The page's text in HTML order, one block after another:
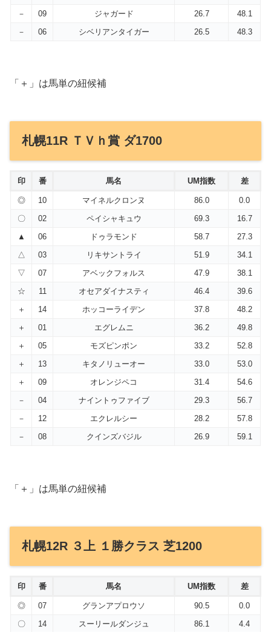
－
09 ジャガード 26.7
48.1
－
06 シベリアンタイガー 26.5 48.3
「＋」は馬単の紐候補
札幌11R ＴＶｈ賞 ダ1700
印 番 馬名 UM指数 差
◎ 10 マイネルクロンヌ 86.0
0.0
〇
02 ペイシャキュウ 69.3
16.7
▲
06 ドゥラモンド 58.7
27.3
△
03 リキサントライ 51.9
34.1
▽
07 アベックフォルス 47.9
38.1
☆
11 オセアダイナスティ 46.4
39.6
＋
14 ホッコーライデン 37.8
48.2
＋
01 エグレムニ 36.2
49.8
＋
05 モズピンポン 33.2
52.8
＋
13 キタノリューオー 33.0
53.0
＋
09 オレンジペコ 31.4
54.6
－
04 ナイントゥファイブ 29.3
56.7
－
12 エクレルシー 28.2
57.8
－
08 クインズバジル 26.9 59.1
「＋」は馬単の紐候補
札幌12R ３上 １勝クラス 芝1200
印 番 馬名 UM指数 差
◎ 07 グランアプロウソ 90.5
0.0
〇
14 スーリールダンジュ 86.1
4.4